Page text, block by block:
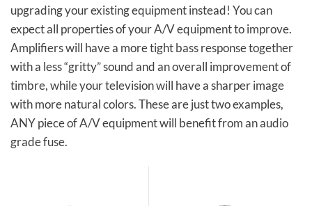
upgrading your existing equipment instead! You can
expect all properties of your A/V equipment to improve.
Amplifiers will have a more tight bass response together
with a less “gritty” sound and an overall improvement of
timbre, while your television will have a sharper image
with more natural colors. These are just two examples,
ANY piece of A/V equipment will benefit from an audio
grade fuse.